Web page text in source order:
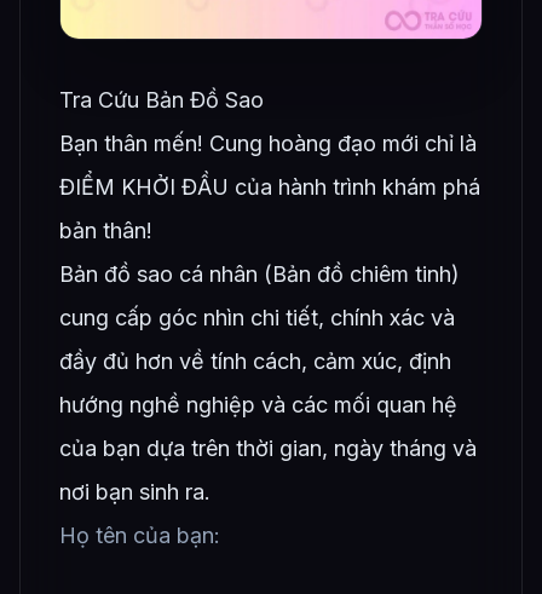
Tra Cứu Bản Đồ Sao
Bạn thân mến! Cung hoàng đạo mới chỉ là
ĐIỂM KHỞI ĐẦU của hành trình khám phá
bản thân!
Bản đồ sao cá nhân (Bản đồ chiêm tinh)
cung cấp góc nhìn chi tiết, chính xác và
đầy đủ hơn về tính cách, cảm xúc, định
hướng nghề nghiệp và các mối quan hệ
của bạn dựa trên thời gian, ngày tháng và
nơi bạn sinh ra.
Họ tên của bạn: